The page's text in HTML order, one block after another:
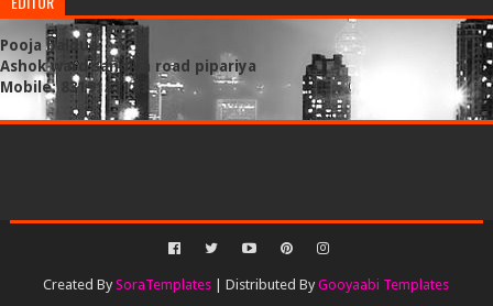
Pooja baldua
Ashok ward sandiya road pipariya
Mobile: 8319151183
Created BySoraTemplates | Distributed ByGooyaabi Templates